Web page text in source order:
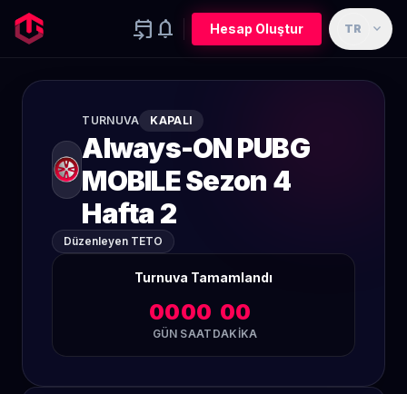
event_upcoming notifications Hesap Oluştur TR expand_more
TURNUVA KAPALI
Always-ON PUBG
MOBILE Sezon 4
Hafta 2
Düzenleyen TETO
Turnuva Tamamlandı
00
GÜN
00
SAAT
00
DAKIKA